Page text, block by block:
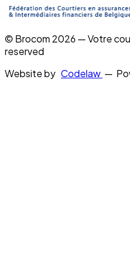
© Brocom 2026 — Votre
reserved
Website by Codelaw —